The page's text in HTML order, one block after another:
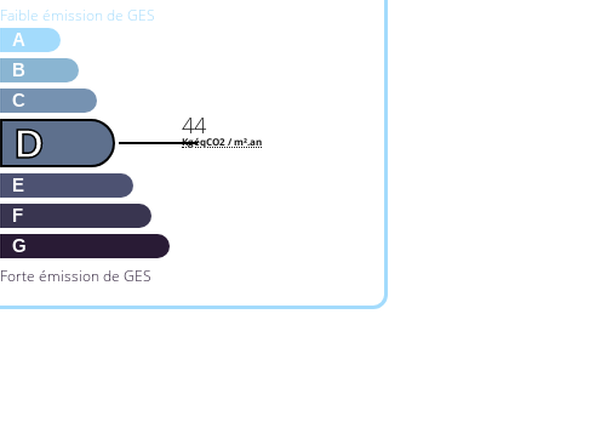
Faible émission de GES
A
B
C
D
E
F
G
Forte émission de GES
44
KgéqCO2 / m².an